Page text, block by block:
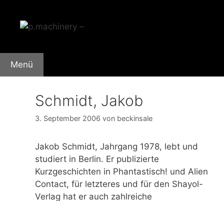
Inhalt
springen
Menü
Schmidt, Jakob
3. September 2006 von beckinsale
Jakob Schmidt, Jahrgang 1978, lebt und
studiert in Berlin. Er publizierte
Kurzgeschichten in Phantastisch! und Alien
Contact, für letzteres und für den Shayol-
Verlag hat er auch zahlreiche